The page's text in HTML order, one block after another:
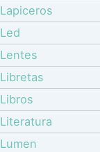
Lapiceros
Led
Lentes
Libretas
Libros
Literatura
Lumen